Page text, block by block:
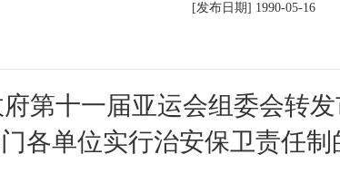
[发布日期] 1990-05-16
府第十一届亚运会组委会转
各单位实行治安保卫责任